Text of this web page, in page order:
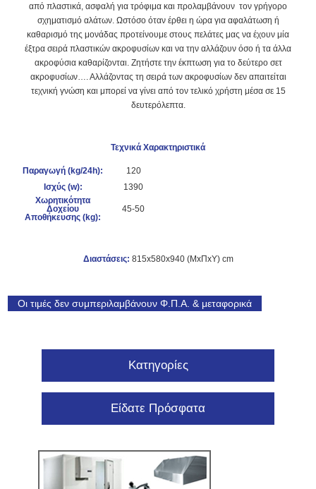
από πλαστικά, ασφαλή για τρόφιμα και προλαμβάνουν τον γρήγορο
σχηματισμό αλάτων. Ωστόσο όταν έρθει η ώρα για αφαλάτωση ή
καθαρισμό της μονάδας προτείνουμε στους πελάτες μας να έχουν μία
έξτρα σειρά πλαστικών ακροφυσίων και να την αλλάζουν όσο ή τα άλλα
ακροφύσια καθαρίζονται. Ζητήστε την έκπτωση για το δεύτερο σετ
ακροφυσίων…. Αλλάζοντας τη σειρά των ακροφυσίων δεν απαιτείται
τεχνική γνώση και μπορεί να γίνει από τον τελικό χρήστη μέσα σε 15
δευτερόλεπτα.
Τεχνικά Χαρακτηριστικά
Παραγωγή (kg/24h):
120
Ισχύς (w):
1390
Χωρητικότητα
Δοχείου
Αποθήκευσης (kg):
45-50
Διαστάσεις: 815x580x940 (ΜxΠxΥ) cm
Οι τιμές δεν συμπεριλαμβάνουν Φ.Π.Α. & μεταφορικά
Κατηγορίες
Είδατε Πρόσφατα